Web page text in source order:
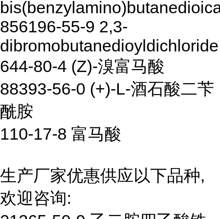
856196-55-9 2,3-
dibromobutanedioyldichloride
644-80-4 (Z)-溴富马酸
88393-56-0 (+)-L-酒石酸二苄
酰胺
110-17-8 富马酸
生产厂家优惠供应以下品种,
欢迎咨询: